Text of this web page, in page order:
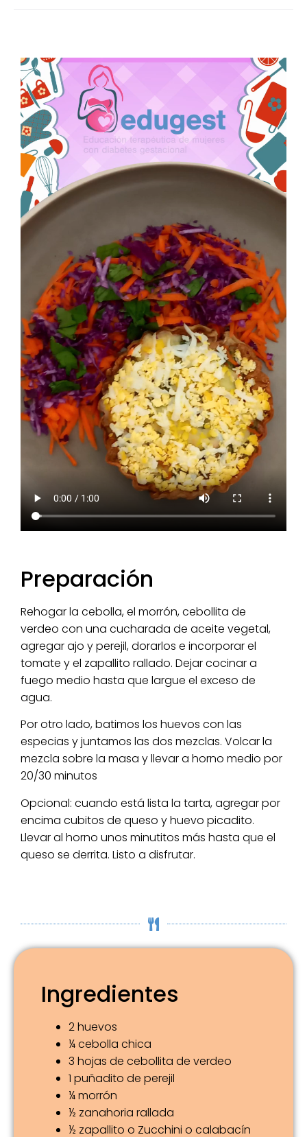
Preparación
Rehogar la cebolla, el morrón, cebollita de
verdeo con una cucharada de aceite vegetal,
agregar ajo y perejil, dorarlos e incorporar el
tomate y el zapallito rallado. Dejar cocinar a
fuego medio hasta que largue el exceso de
agua.
Por otro lado, batimos los huevos con las
especias y juntamos las dos mezclas. Volcar la
mezcla sobre la masa y llevar a horno medio por
20/30 minutos
Opcional: cuando está lista la tarta, agregar por
encima cubitos de queso y huevo picadito.
Llevar al horno unos minutitos más hasta que el
queso se derrita. Listo a disfrutar.
Ingredientes
2 huevos
¼ cebolla chica
3 hojas de cebollita de verdeo
1 puñadito de perejil
¼ morrón
½ zanahoria rallada
½ zapallito o Zucchini o calabacín